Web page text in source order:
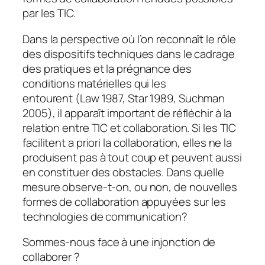
par les TIC.
Dans la perspective où l’on reconnaît le rôle
des dispositifs techniques dans le cadrage
des pratiques et la prégnance des
conditions matérielles qui les
entourent (Law 1987, Star 1989, Suchman
2005), il apparaît important de réfléchir à la
relation entre TIC et collaboration. Si les TIC
facilitent a priori la collaboration, elles ne la
produisent pas à tout coup et peuvent aussi
en constituer des obstacles. Dans quelle
mesure observe-t-on, ou non, de nouvelles
formes de collaboration appuyées sur les
technologies de communication?
Sommes-nous face à une injonction de
collaborer ?